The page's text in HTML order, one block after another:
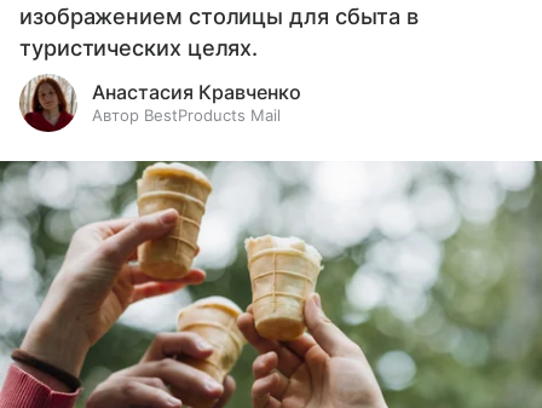
изображением столицы для сбыта в
туристических целях.
Анастасия Кравченко
Автор BestProducts Mail